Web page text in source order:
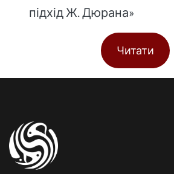
підхід Ж. Дюрана»
Читати